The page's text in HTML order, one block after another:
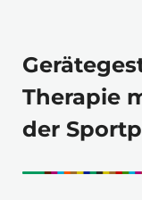
Therapie
der